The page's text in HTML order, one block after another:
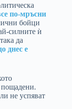
по-мръсни
бойци
силните ѝ
да
днес е
пощадени.
не успяват